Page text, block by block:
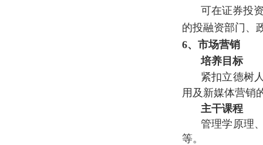
可在证券投
的投融资部门、
6、 市场营销
培养目标
紧扣立德树
用及新媒体营销
主干课程
管理学原理
等。